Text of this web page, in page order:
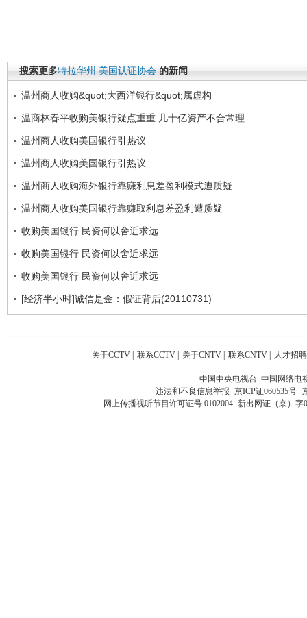
搜索更多特拉华州 美国认证协会 的新闻
温州商人收购&quot;大西洋银行&quot;属虚构
温商林春平收购美银行疑点重重 几十亿资产不合常理
温州商人收购美国银行引热议
温州商人收购美国银行引热议
温州商人收购海外银行靠赚利息差盈利模式遭质疑
温州商人收购美国银行靠赚取利息差盈利遭质疑
收购美国银行 民资何以舍近求远
收购美国银行 民资何以舍近求远
收购美国银行 民资何以舍近求远
[经济半小时]诚信是金：假证背后(20110731)
关于CCTV | 联系CCTV | 关于CNTV | 联系CNTV | 人才招聘
中国中央电视台 中国网络电
违法和不良信息举报 京ICP证060535号
网上传播视听节目许可证号 0102004 新出网证（京）